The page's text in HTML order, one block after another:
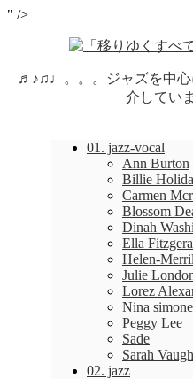
" />
♬♪♫♩。。。ジャズを中心
介してい
01. jazz-vocal
Ann Burton
Billie
Carmen
Blossom
Dinah
Ella
Helen-
Julie
Lorez
Nina simone
Peggy Lee
Sade
Sarah
02. jazz